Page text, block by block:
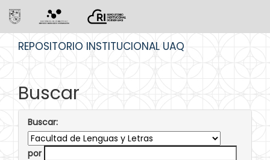
REPOSITORIO INSTITUCIONAL UAQ
Buscar
Buscar:
por